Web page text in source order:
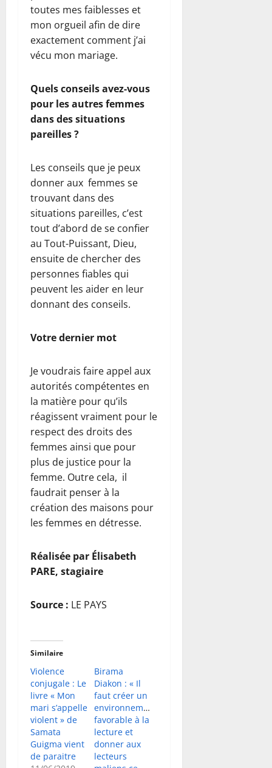
toutes mes faiblesses et
mon orgueil afin de dire
exactement comment j’ai
vécu mon mariage.
Quels conseils avez-vous
pour les autres femmes
dans des situations
pareilles ?
Les conseils que je peux
donner aux femmes se
trouvant dans des
situations pareilles, c’est
tout d’abord de se confier
au Tout-Puissant, Dieu,
ensuite de chercher des
personnes fiables qui
peuvent les aider en leur
donnant des conseils.
Votre dernier mot
Je voudrais faire appel aux
autorités compétentes en
la matière pour qu’ils
réagissent vraiment pour le
respect des droits des
femmes ainsi que pour
plus de justice pour la
femme. Outre cela, il
faudrait penser à la
création des maisons pour
les femmes en détresse.
Réalisée par Élisabeth
PARE, stagiaire
Source : LE PAYS
Similaire
Violence
conjugale : Le
livre « Mon
mari s’appelle
violent » de
Samata
Guigma vient
de paraitre
Birama
Diakon : « Il
faut créer un
environnement
favorable à la
lecture et
donner aux
lecteurs